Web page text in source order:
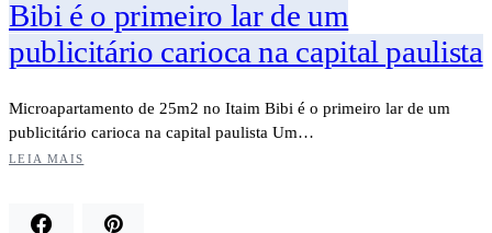
Bibi é o primeiro lar de um
publicitário carioca na capital paulista
Microapartamento de 25m2 no Itaim Bibi é o primeiro lar de um
publicitário carioca na capital paulista Um…
LEIA MAIS